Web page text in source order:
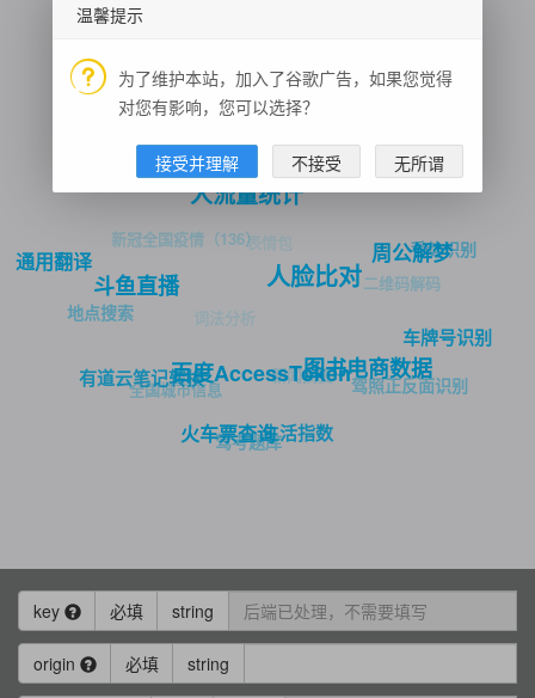
有道云笔记转换
火车票查询
百度AccessToken
斗鱼直播
通用翻译
地点搜索
全国城市信息
驾考题库生活指数
图书电商数据
人脸比对
人流量统计
人脸美颜
DeepSeek-百炼
新冠全国疫情（136）
词法分析
新闻摘要 驾照正反面识别
车牌号识别
周公解梦
电话区号信息
敏感词检测
周公解梦
翻译查询
表情包
二维码解码
手势识别
毒鸡汤
双色球开奖查询
彩票开奖结果查询
key 必填 string
origin 必填 string
温馨提示
为了维护本站，加入了谷歌广告，如果您觉得
对您有影响，您可以选择？
接受并理解 不接受 无所谓